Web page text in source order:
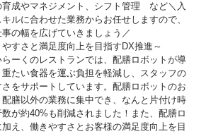
育成やマネジメント、シフト管理 など＼入
ルに合わせた業務からお任せしますので、
の幅を広げていきましょう／
すさと満足度向上を目指すDX推進～
ーくのレストランでは、配膳ロボットが導
重たい食器を運ぶ負担を軽減し、スタッフの
をサポートしています。配膳ロボットのお
膳以外の業務に集中でき、なんと片付け時
数が約40%も削減されました！また、配膳ロ
え、働きやすさとお客様の満足度向上を目